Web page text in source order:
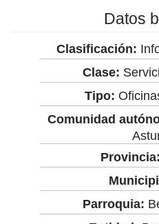
Datos
Clasificación:
Clase:
Tipo:
Comunidad
Provincia:
Parroquia: